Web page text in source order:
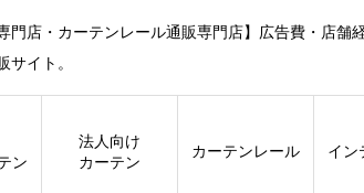
門店・カーテンレール通販専門店】広告費・店
サイト。
ン
法人向け
カーテン
カーテンレール イン